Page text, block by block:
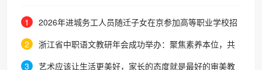
1
2026年进城务工人员随迁子女在京参加高等职业学校招
生考试报名通知
2
浙江省中职语文教研年会成功举办：聚焦素养本位，共
探职教语文教学新路径
3
艺术应该让生活更美好，家长的态度就是最好的审美教